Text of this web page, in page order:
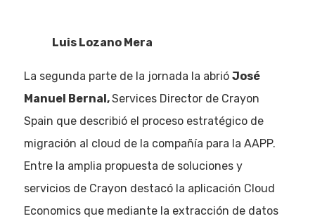
Luis Lozano Mera
La segunda parte de la jornada la abrió José
Manuel Bernal,Services Director de Crayon
Spain que describió el proceso estratégico de
migración al cloud de la compañía para la AAPP.
Entre la amplia propuesta de soluciones y
servicios de Crayon destacó la aplicación Cloud
Economics que mediante la extracción de datos